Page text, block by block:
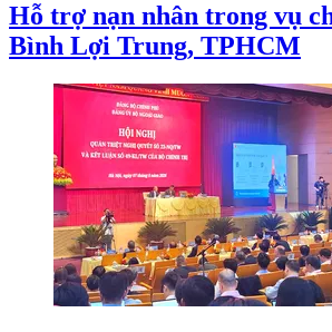
Hỗ trợ nạn nhân trong vụ
Bình Lợi Trung, TPHCM